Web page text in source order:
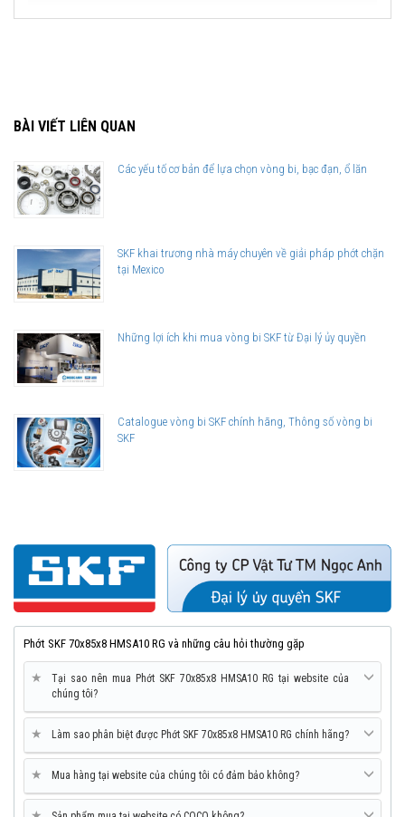
Giá bán và nơi bán Phớt chặn dầu SKF chính hãng uy tín
SKF Ngọc Anh - Đại lý ủy quyền SKF(SKF Authorized Distributor)
Sản phẩm chính hãng, giao hàng toàn quốc
BÀI VIẾT LIÊN QUAN
Các yếu tố cơ bản để lựa chọn vòng bi, bạc đạn, ổ lăn
SKF khai trương nhà máy chuyên về giải pháp phớt chặn
tại Mexico
Những lợi ích khi mua vòng bi SKF từ Đại lý ủy quyền
Catalogue vòng bi SKF chính hãng, Thông số vòng bi
SKF
Phớt SKF 70x85x8 HMSA10 RG và những câu hỏi thường gặp
★
Tại sao nên mua Phớt SKF 70x85x8 HMSA10 RG tại website của
chúng tôi?
★ Làm sao phân biệt được Phớt SKF 70x85x8 HMSA10 RG chính hãng?
★ Mua hàng tại website của chúng tôi có đảm bảo không?